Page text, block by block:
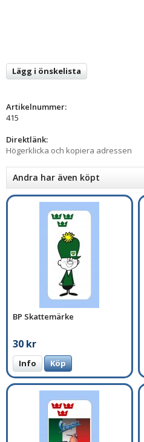
Lägg i önskelista
Artikelnummer:
415
Direktlänk:
Högerklicka och kopiera adressen
Andra har även köpt
BP Skattemärke
30 kr
Info Köp